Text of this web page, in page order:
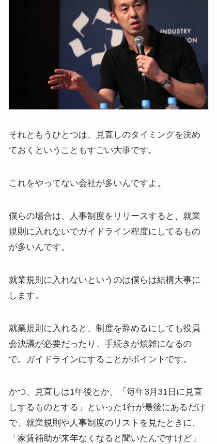
それともうひとつは、見直しのタイミングを決め
ておくということもすごい大事です。
これをやってない会社が多いんですよ。
僕らの場合は、人事制度をリリースすると、就業
規則に入れないでガイドライン程度にしてるもの
が多いんです。
就業規則に入れないというのは僕らは結構大事に
します。
就業規則に入れると、制度を辞めるにしても役員
会決議が必要だったり、手続きが煩雑になるの
で。ガイドラインにすることがポイントです。
かつ、見直しは1年後とか、「毎年3月31日に見直
しするものとする」といった1行が最後にあるだけ
で、就業規則や人事制度のリストを見たときに、
「家賃補助が来年なくなると聞いたんですけど」